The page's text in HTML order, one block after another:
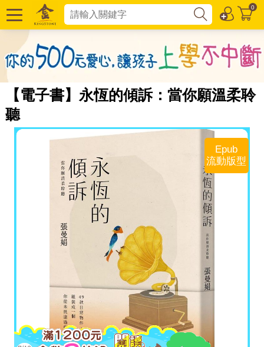
0
【電子書】永恆的傾訴：當你願溫柔聆
聽
Epub
流動版型